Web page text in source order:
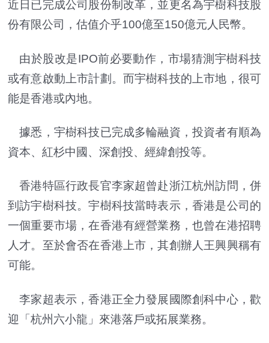
近日已完成公司股份制改革，並更名為宇樹科技股
份有限公司，估值介乎100億至150億元人民幣。
由於股改是IPO前必要動作，市場猜測宇樹科技
或有意啟動上市計劃。而宇樹科技的上市地，很可
能是香港或內地。
據悉，宇樹科技已完成多輪融資，投資者有順為
資本、紅杉中國、深創投、經緯創投等。
香港特區行政長官李家超曾赴浙江杭州訪問，併
到訪宇樹科技。宇樹科技當時表示，香港是公司的
一個重要市場，在香港有經營業務，也曾在港招聘
人才。至於會否在香港上市，其創辦人王興興稱有
可能。
李家超表示，香港正全力發展國際創科中心，歡
迎「杭州六小龍」來港落戶或拓展業務。